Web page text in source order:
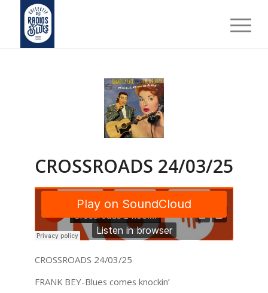
CROSSROADS 24/03/25
CROSSROADS 24/03/25
FRANK BEY-Blues comes knockin’